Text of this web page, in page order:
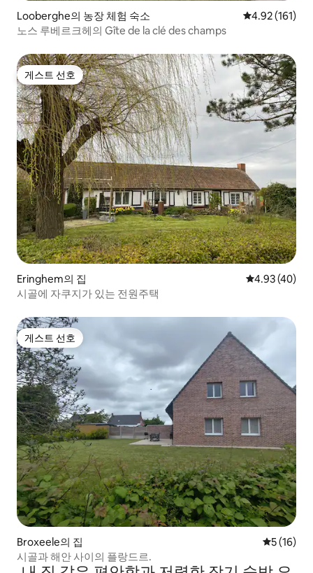
Looberghe의 농장 체험 숙소 평점 4.92점(5
4.92 (161)
노스 루베르크헤의 Gîte de la clé des champs
게스트 선호
게스트 선호
Eringhem의 집 평점 4.93점(5
4.93 (40)
시골에 자쿠지가 있는 전원주택
게스트 선호
게스트 선호
Broxeele의 집 평점 5점
5 (16)
시골과 해안 사이의 플랑드르.